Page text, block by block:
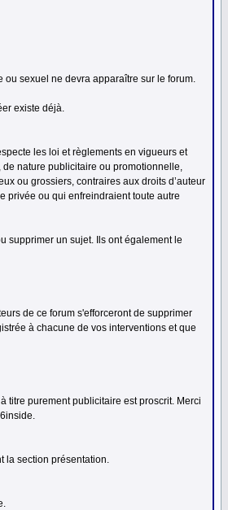
ou sexuel ne devra apparaître sur le forum.
existe déjà.
les loi et règlements en vigueurs et
nature publicitaire ou promotionnelle,
ou grossiers, contraires aux droits d’auteur
privée ou qui enfreindraient toute autre
supprimer un sujet. Ils ont également le
de ce forum s'efforceront de supprimer
à chacune de vos interventions et que
titre purement publicitaire est proscrit. Merci
la section présentation.